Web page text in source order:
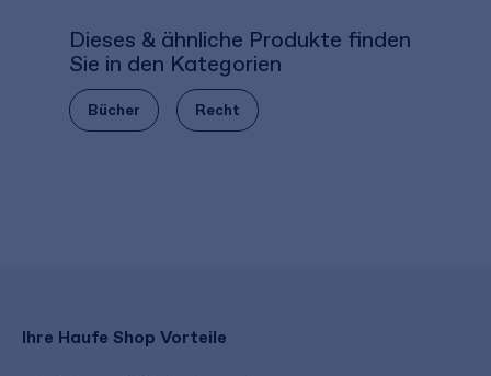
Dieses & ähnliche Produkte finden
Sie in den Kategorien
Bücher Recht
Ihre Haufe Shop Vorteile